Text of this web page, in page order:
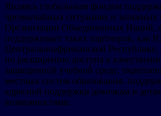
Являясь глобальным фондом
чрезвычайных ситуациях и затяжных
Организации Объединенных Наций,
поддерживает таких партнеров,
Центральноафриканской
по расширению доступа к
защищенной учебной среде,
местных систем образования,
адресной поддержки девочкам и
возможностями.